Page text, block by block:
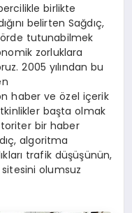
birlikte
belirten Sağdıç,
tutunabilmek
zorluklara
2005 yılından bu
haber ve özel içerik
başta olmak
bir haber
algoritma
trafik düşüşünün,
olumsuz